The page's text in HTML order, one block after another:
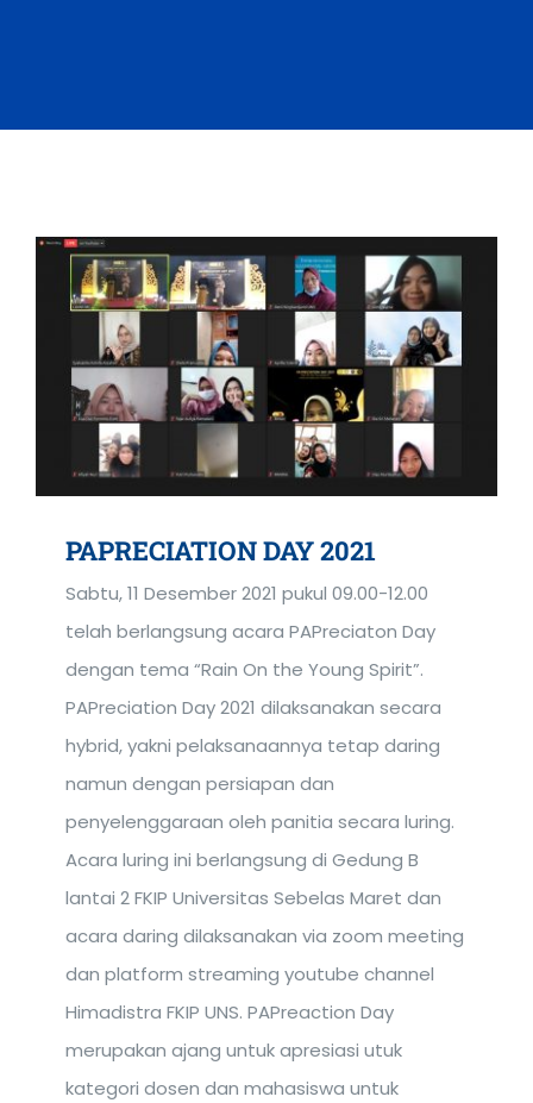
PAPRECIATION DAY 2021
Sabtu, 11 Desember 2021 pukul 09.00-12.00
telah berlangsung acara PAPreciaton Day
dengan tema “Rain On the Young Spirit”.
PAPreciation Day 2021 dilaksanakan secara
hybrid, yakni pelaksanaannya tetap daring
namun dengan persiapan dan
penyelenggaraan oleh panitia secara luring.
Acara luring ini berlangsung di Gedung B
lantai 2 FKIP Universitas Sebelas Maret dan
acara daring dilaksanakan via zoom meeting
dan platform streaming youtube channel
Himadistra FKIP UNS. PAPreaction Day
merupakan ajang untuk apresiasi utuk
kategori dosen dan mahasiswa untuk